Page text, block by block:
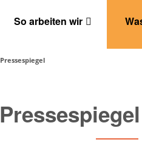
So arbeiten wir
Pressespiegel